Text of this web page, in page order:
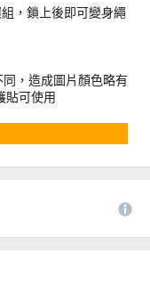
，鎖上後即可變身繩
，造成圖片顏色略有
貼可使用